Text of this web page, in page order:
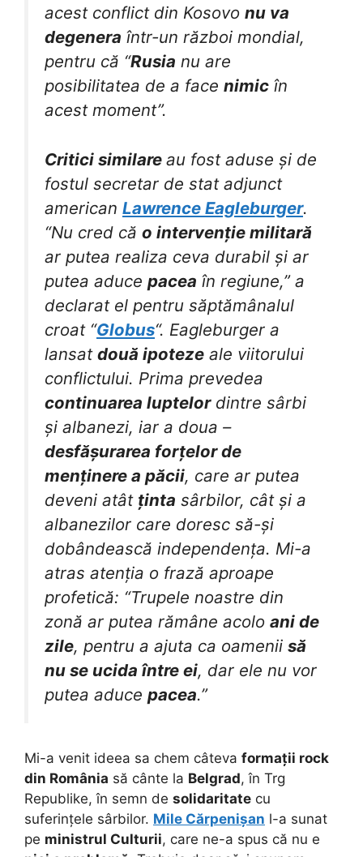
acest conflict din Kosovo nu va
degenera într-un război mondial,
pentru că “Rusia nu are
posibilitatea de a face nimic în
acest moment”.
Critici similare au fost aduse și de
fostul secretar de stat adjunct
american Lawrence Eagleburger.
“Nu cred că o intervenție militară
ar putea realiza ceva durabil și ar
putea aduce pacea în regiune,” a
declarat el pentru săptămânalul
croat “Globus“. Eagleburger a
lansat două ipoteze ale viitorului
conflictului. Prima prevedea
continuarea luptelordintre sârbi
și albanezi, iar a doua –
desfășurarea forțelor de
menținere a păcii, care ar putea
deveni atât ținta sârbilor, cât și a
albanezilor care doresc să-și
dobândească independența. Mi-a
atras atenția o frază aproape
profetică: “Trupele noastre din
zonă ar putea rămâne acolo ani de
zile, pentru a ajuta ca oamenii să
nu se ucida între ei, dar ele nu vor
putea aduce pacea.”
Mi-a venit ideea sa chem câteva formații rock
din România să cânte la Belgrad, în Trg
Republike, în semn de solidaritate cu
suferințele sârbilor. Mile Cărpenișan l-a sunat
pe ministrul Culturii, care ne-a spus că nu e